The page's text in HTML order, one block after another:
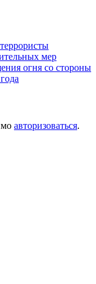
мер
огня со стороны
авторизоваться.